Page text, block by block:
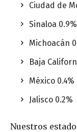
Ciudad de
Sinaloa 0.9%
Michoacán
Baja
México 0.4%
Jalisco 0.2%
Nuestros